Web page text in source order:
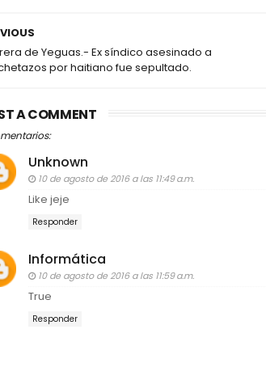
de Yeguas.- Ex síndico asesinado a
por haitiano fue sepultado.
A COMMENT
Unknown
10 de agosto de 2016 a las 11:49 a.m.
Like jeje
Responder
Informática
10 de agosto de 2016 a las 11:59 a.m.
True
Responder